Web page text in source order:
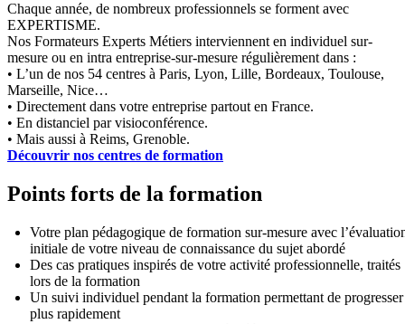
Chaque année, de nombreux professionnels se forment avec
EXPERTISME.
Nos Formateurs Experts Métiers interviennent en individuel sur-
mesure ou en intra entreprise-sur-mesure régulièrement dans :
• L’un de nos 54 centres à Paris, Lyon, Lille, Bordeaux, Toulouse,
Marseille, Nice…
• Directement dans votre entreprise partout en France.
• En distanciel par visioconférence.
• Mais aussi à Reims, Grenoble.
Découvrir nos centres de formation
Points forts de la formation
Votre plan pédagogique de formation sur-mesure avec
initiale de votre niveau de connaissance du sujet abordé
Des cas pratiques inspirés de votre activité professionnelle, traités
lors de la formation
Un suivi individuel pendant la formation permettant de progresser
plus rapidement